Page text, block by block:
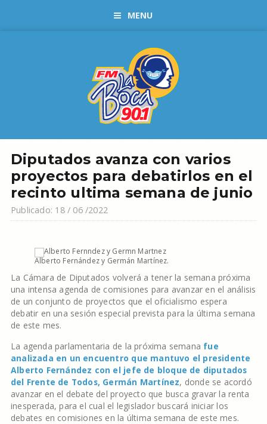
MENU
Diputados avanza con varios
proyectos para debatirlos en el
recinto ultima semana de junio
Publicado: 18 / 06 /2022
Alberto Fernández y Germán Martínez.
La Cámara de Diputados volverá a tener la semana próxima
una intensa agenda de comisiones para avanzar en el análisis
de un conjunto de proyectos que el oficialismo espera
debatir en una sesión especial prevista para la última semana
de este mes.
La agenda parlamentaria de la próxima semana fue
analizada en un encuentro que mantuvo el presidente
Alberto Fernández con el jefe de bloque de diputados
del Frente de Todos, Germán Martínez, donde se acordó
avanzar en el debate del proyecto que busca gravar la renta
inesperada, para el cual el legislador buscará iniciar los
debates en comisiones en la última semana de este mes.